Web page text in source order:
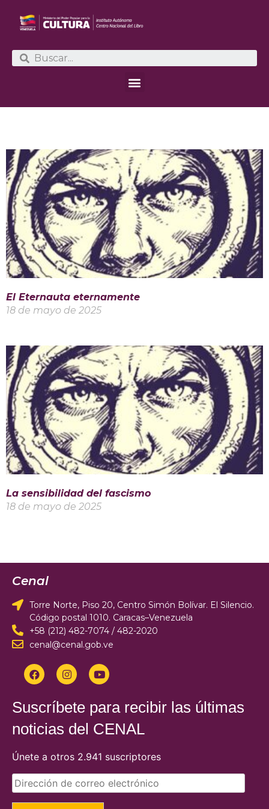
El Eternauta eternamente
18 de mayo de 2025
La sensibilidad del fascismo
18 de mayo de 2025
Cenal
Torre Norte, Piso 20, Centro Simón Bolívar. El Silencio.
Código postal 1010. Caracas–Venezuela
+58 (212) 482-7074 / 482-2020
cenal@cenal.gob.ve
Suscríbete para recibir las últimas
noticias del CENAL
Únete a otros 2.941 suscriptores